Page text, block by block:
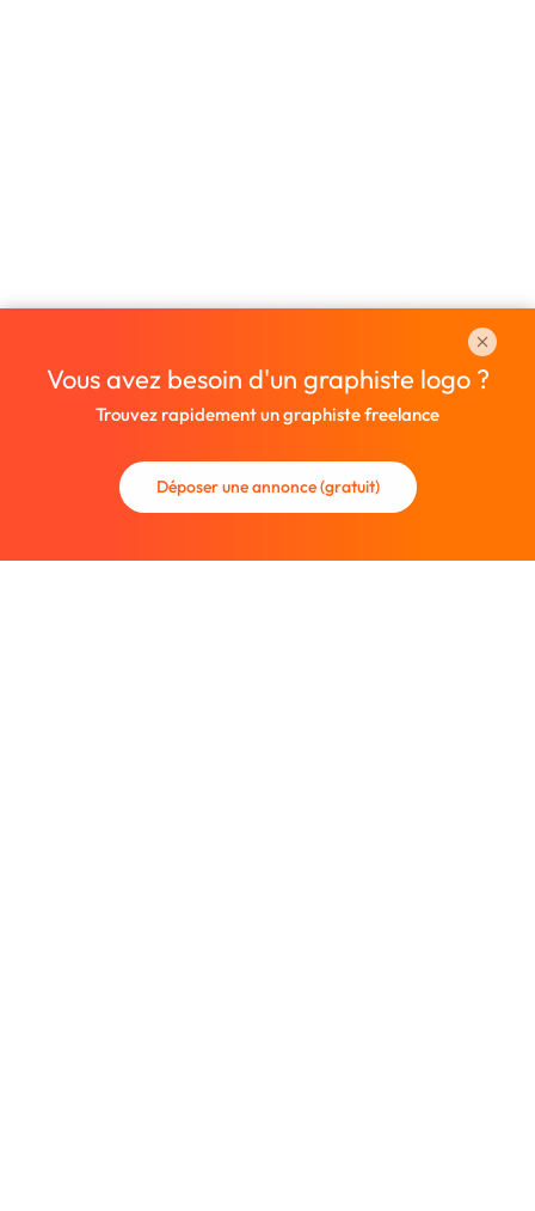
Vous avez besoin d'un graphiste logo ?
Trouvez rapidement un graphiste freelance
Déposer une annonce (gratuit)